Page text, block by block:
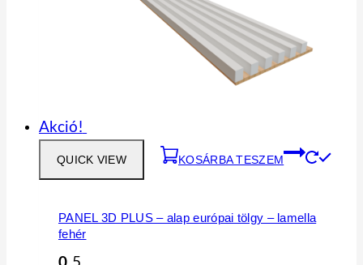
Akció!
QUICK VIEW KOSÁRBA TESZEM
PANEL 3D PLUS – alap európai tölgy – lamella
fehér